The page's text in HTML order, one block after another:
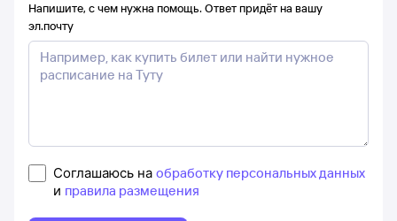
Напишите, с чем нужна помощь. Ответ придёт на вашу
эл.почту
Соглашаюсь на обработку персональных данных
и правила размещения